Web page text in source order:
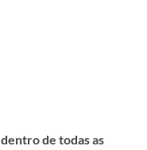
de todas as